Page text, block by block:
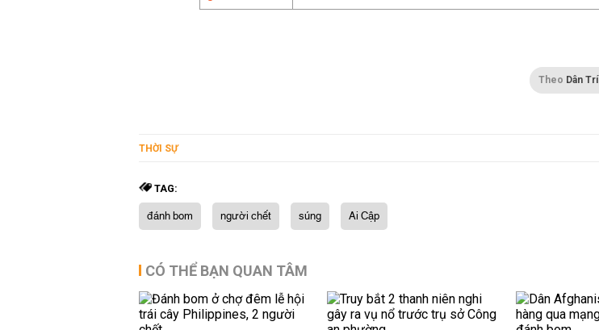
Theo Dân Trí
THỜI SỰ
TAG:
đánh bom người chết súng Ai Cập
CÓ THỂ BẠN QUAN TÂM